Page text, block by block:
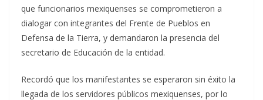
que funcionarios mexiquenses se comprometieron a
dialogar con integrantes del Frente de Pueblos en
Defensa de la Tierra, y demandaron la presencia del
secretario de Educación de la entidad.
Recordó que los manifestantes se esperaron sin éxito la
llegada de los servidores públicos mexiquenses, por lo